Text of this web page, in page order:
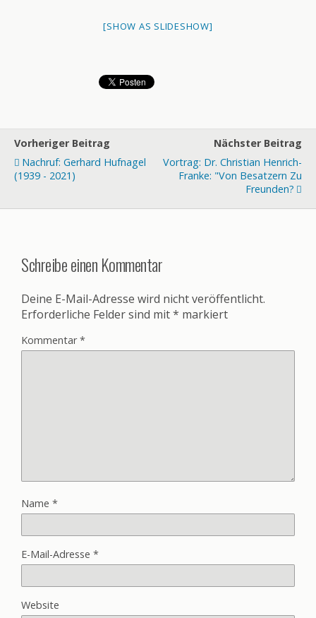
[SHOW AS SLIDESHOW]
Vorheriger Beitrag
Nachruf: Gerhard Hufnagel
(1939 - 2021)
Nächster Beitrag
Vortrag: Dr. Christian Henrich-
Franke: "Von Besatzern Zu
Freunden?
Schreibe einen Kommentar
Deine E-Mail-Adresse wird nicht veröffentlicht.
Erforderliche Felder sind mit* markiert
Kommentar*
Name *
E-Mail-Adresse *
Website